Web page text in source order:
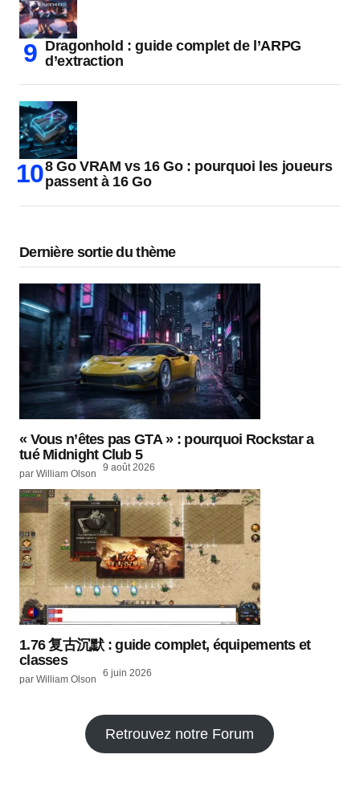
Dragonhold : guide complet de l’ARPG
d’extraction
8 Go VRAM vs 16 Go : pourquoi les joueurs
passent à 16 Go
Dernière sortie du thème
« Vous n’êtes pas GTA » : pourquoi Rockstar a
tué Midnight Club 5
par William Olson
9 août 2026
1.76 复古沉默 : guide complet, équipements et
classes
par William Olson
6 juin 2026
Retrouvez notre Forum